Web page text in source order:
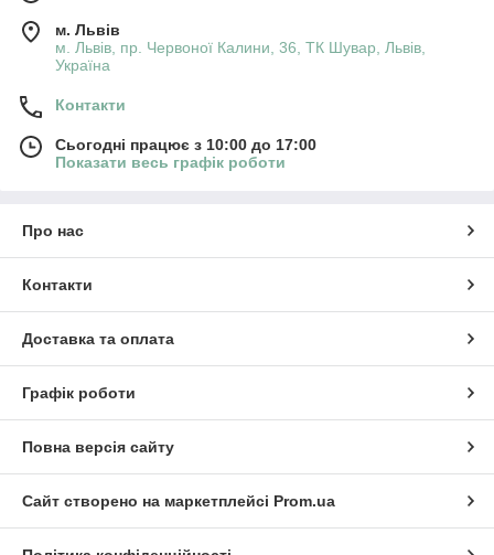
м. Львів
м. Львів, пр. Червоної Калини, 36, ТК Шувар, Львів,
Україна
Контакти
Сьогодні працює з 10:00 до 17:00
Показати весь графік роботи
Про нас
Контакти
Доставка та оплата
Графік роботи
Повна версія сайту
Сайт створено на маркетплейсі Prom.ua